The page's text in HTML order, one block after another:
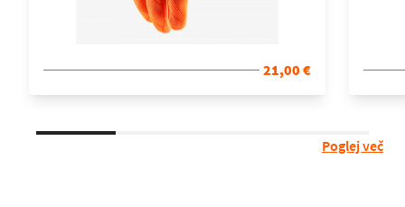
21,00 €
Poglej več